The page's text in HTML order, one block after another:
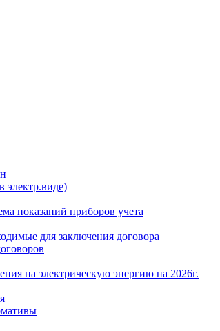
электр.виде)
показаний приборов учета
для заключения договора
на электрическую энергию на 2026г.